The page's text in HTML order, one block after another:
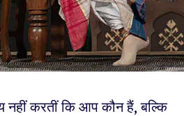
नहीं करतीं कि आप कौन हैं, बल्कि